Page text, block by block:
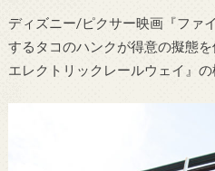
ディズニー/ピクサー映画『ファ
するタコのハンクが得意の擬態
エレクトリックレールウェイ』の